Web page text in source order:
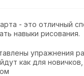
- это отличный
навыки рисования.
упражнения
как для новичков,